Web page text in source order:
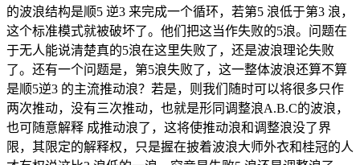
的波浪结构是顺5 逆3 来完成一个循环，若第5 浪低于第3 浪，
这个标准模式就被破坏了。他们把这当作失败的5浪。问题在
于无人能说清楚真的5浪在这里失败了，还是波浪理论失败
了。还有一个问题是，第5浪失败了，这一整体波浪还算不算
是顺5逆3 的主流推动浪？若是，则我们随时可以将很多只作
两次推动，没有三次推动，也就是形同调整浪A.B.C的波浪，
也可随意解释 成推动浪了，这将使推动浪和调整浪没了界
限，其限定的解释权，只是握在披着波浪大师外衣和桂冠的人